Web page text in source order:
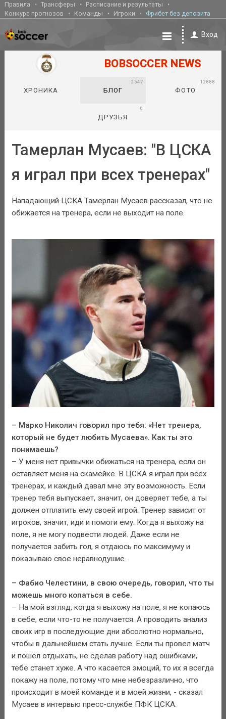
Правила Трансферы
Расписание и результаты
Конкурс прогнозов
Команды Игроки Фрибет без депозита
Вход
BOBSOCCER NEWS
ХРОНИКА БЛОГ
2547
ФОТО
12888
ДРУЗЬЯ
0
Тамерлан Мусаев: "В ЦСКА
я играл при всех тренерах"
Нападающий ЦСКА Тамерлан Мусаев рассказал, что не
обижается на тренера, если не выходит на поле.
– Марко Николич говорил про тебя: «Нет тренера,
который не будет любить Мусаева». Как ты это
понимаешь?
– У меня нет привычки обижаться на тренера, если он
оставляет меня на скамейке. В ЦСКА я играл при всех
тренерах, и каждый давал мне эту возможность. Если
тренер тебя выпускает, значит, он доверяет тебе, а ты
должен отплатить ему своей игрой. Тренер зависит от
игроков, значит, иди и помоги ему. Когда я выхожу на
поле, я не могу подвести людей. Даже если не
получается забить гол, я отдаюсь по максимуму и
показываю свое неравнодушие.
– Фабио Челестини, в свою очередь, говорил, что ты
можешь много копаться в себе.
– На мой взгляд, когда я выхожу на поле, я не копаюсь
в себе, если что-то не получается. А проводить анализ
своих игр в последующие дни абсолютно нормально,
чтобы в дальнейшем стать лучше. Если ты провел матч
и пошел отдыхать, не сделав работу над ошибками,
тебе станет хуже. А что касается эмоций, то их я всегда
покажу на поле, потому что мне небезразлично, что
происходит в моей команде и в моей жизни, - сказал
Мусаев в интервью пресс-службе ПФК ЦСКА.